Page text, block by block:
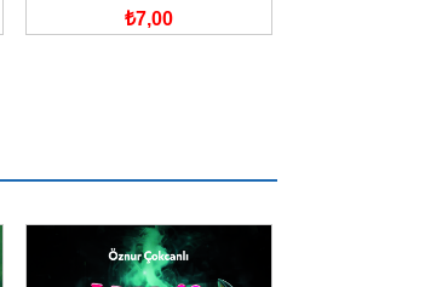
₺7,00